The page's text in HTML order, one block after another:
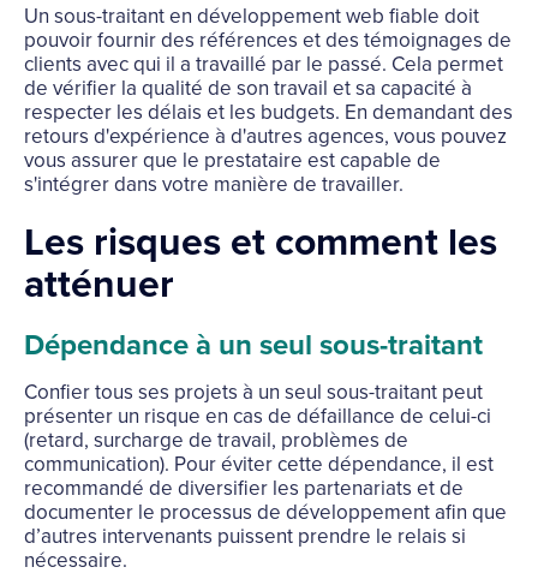
Un sous-traitant en développement web fiable doit
pouvoir fournir des références et des témoignages de
clients avec qui il a travaillé par le passé. Cela permet
de vérifier la qualité de son travail et sa capacité à
respecter les délais et les budgets. En demandant des
retours d'expérience à d'autres agences, vous pouvez
vous assurer que le prestataire est capable de
s'intégrer dans votre manière de travailler.
Les risques et comment les
atténuer
Dépendance à un seul sous-traitant
Confier tous ses projets à un seul sous-traitant peut
présenter un risque en cas de défaillance de celui-ci
(retard, surcharge de travail, problèmes de
communication). Pour éviter cette dépendance, il est
recommandé de diversifier les partenariats et de
documenter le processus de développement afin que
d’autres intervenants puissent prendre le relais si
nécessaire.